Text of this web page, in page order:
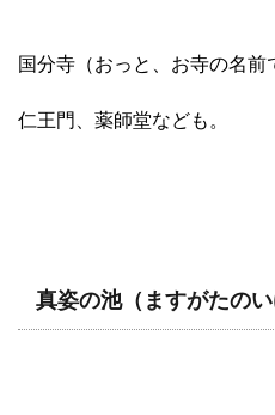
国分寺（おっと、お寺の名前
仁王門、薬師堂なども。
真姿の池（ますがたのい